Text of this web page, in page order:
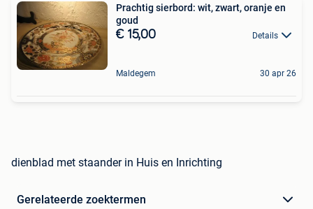
Prachtig sierbord: wit, zwart, oranje en
goud
€ 15,00 Details
Maldegem 30 apr 26
dienblad met staander in Huis en Inrichting
Gerelateerde zoektermen